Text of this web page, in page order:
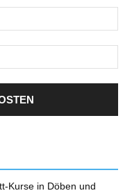
Kurse in Döben und